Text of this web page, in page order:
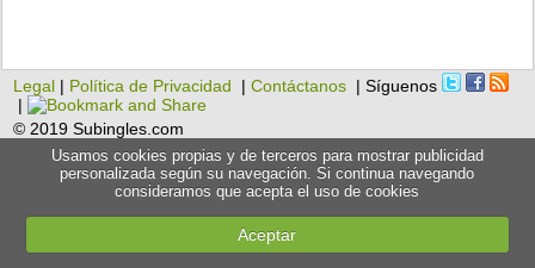
Legal | Política de Privacidad |Contáctanos | Síguenos
|
© 2019 Subingles.com
Usamos cookies propias y de terceros para mostrar publicidad
personalizada según su navegación. Si continua navegando
consideramos que acepta el uso de cookies
Aceptar